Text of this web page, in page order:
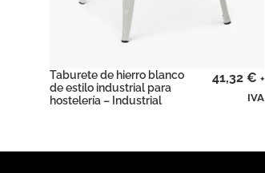
Taburete de hierro blanco
de estilo industrial para
hostelería – Industrial
41,32 € +
IVA